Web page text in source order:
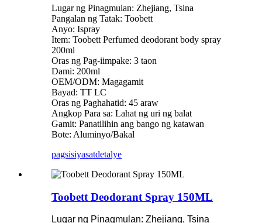
Lugar ng Pinagmulan: Zhejiang, Tsina
Pangalan ng Tatak: Toobett
Anyo: Ispray
Item: Toobett Perfumed deodorant body spray
200ml
Oras ng Pag-iimpake: 3 taon
Dami: 200ml
OEM/ODM: Magagamit
Bayad: TT LC
Oras ng Paghahatid: 45 araw
Angkop Para sa: Lahat ng uri ng balat
Gamit: Panatilihin ang bango ng katawan
Bote: Aluminyo/Bakal
pagsisiyasatdetalye
Toobett Deodorant Spray 150ML
Lugar ng Pinagmulan: Zhejiang, Tsina